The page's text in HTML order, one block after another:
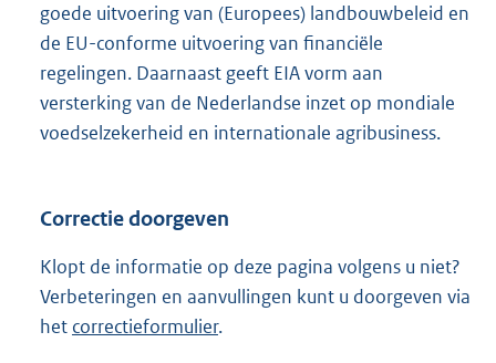
goede uitvoering van (Europees) landbouwbeleid en
de EU-conforme uitvoering van financiële
regelingen. Daarnaast geeft EIA vorm aan
versterking van de Nederlandse inzet op mondiale
voedselzekerheid en internationale agribusiness.
Correctie doorgeven
Klopt de informatie op deze pagina volgens u niet?
Verbeteringen en aanvullingen kunt u doorgeven via
het correctieformulier.